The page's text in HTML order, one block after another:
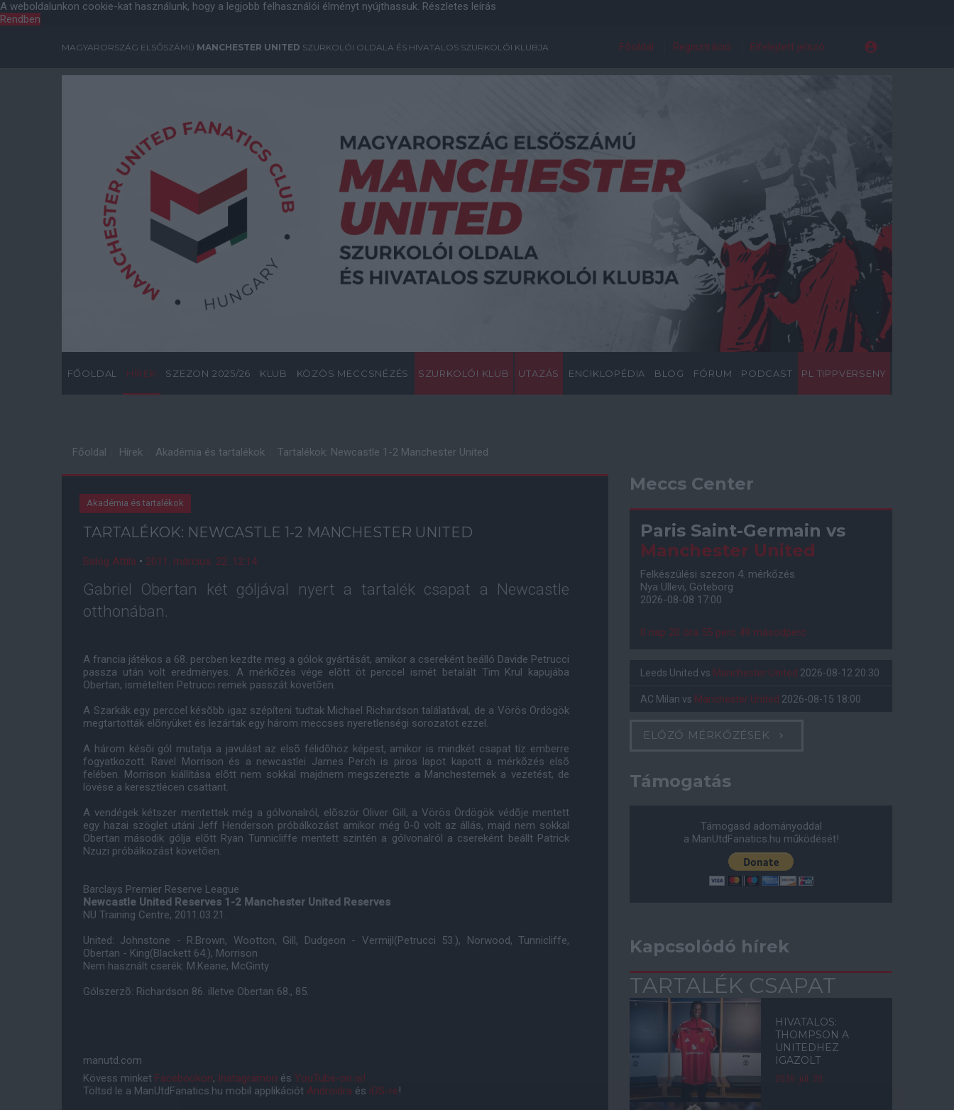
A weboldalunkon cookie-kat használunk, hogy a legjobb felhasználói élményt nyújthassuk. Részletes leírás
Rendben
MAGYARORSZÁG ELSŐSZÁMÚ MANCHESTER UNITED SZURKOLÓI OLDALA ÉS HIVATALOS SZURKOLÓI KLUBJA Főoldal Regisztráció Elfelejtett jelszó
FŐOLDAL HÍREK SZEZON 2025/26 KLUB KÖZÖS MECCSNÉZÉS SZURKOLÓI KLUB UTAZÁS ENCIKLOPÉDIA BLOG FÓRUM PODCAST PL TIPPVERSENY
Főoldal Hírek Akadémia és tartalékok Tartalékok: Newcastle 1-2 Manchester United
Akadémia és tartalékok
TARTALÉKOK: NEWCASTLE 1-2 MANCHESTER UNITED
Balog Attila • 2011. március. 22. 12:14
Gabriel Obertan két góljával nyert a tartalék csapat a Newcastle
otthonában.
A francia játékos a 68. percben kezdte meg a gólok gyártását, amikor a csereként beálló Davide Petrucci
passza után volt eredményes. A mérkõzés vége elõtt öt perccel ismét betalált Tim Krul kapujába
Obertan, ismételten Petrucci remek passzát követõen.
A Szarkák egy perccel késõbb igaz szépíteni tudtak Michael Richardson találatával, de a Vörös Ördögök
megtartották elõnyüket és lezártak egy három meccses nyeretlenségi sorozatot ezzel.
A három késõi gól mutatja a javulást az elsõ félidõhöz képest, amikor is mindkét csapat tíz emberre
fogyatkozott. Ravel Morrison és a newcastlei James Perch is piros lapot kapott a mérkõzés elsõ
felében. Morrison kiállítása elõtt nem sokkal majdnem megszerezte a Manchesternek a vezetést, de
lövése a keresztlécen csattant.
A vendégek kétszer mentettek még a gólvonalról, elõször Oliver Gill, a Vörös Ördögök védõje mentett
egy hazai szöglet utáni Jeff Henderson próbálkozást amikor még 0-0 volt az állás, majd nem sokkal
Obertan második gólja elõtt Ryan Tunnicliffe mentett szintén a gólvonalról a csereként beállt Patrick
Nzuzi próbálkozást követõen.
Barclays Premier Reserve League
Newcastle United Reserves 1-2 Manchester United Reserves
NU Training Centre, 2011.03.21.
United: Johnstone - R.Brown, Wootton, Gill, Dudgeon - Vermijl(Petrucci 53.), Norwood, Tunnicliffe,
Obertan - King(Blackett 64.), Morrison
Nem használt cserék: M.Keane, McGinty
Gólszerzõ: Richardson 86. illetve Obertan 68., 85.
manutd.com
Kövess minket Facebookon, Instagramon és YouTube-on is!
Töltsd le a ManUtdFanatics.hu mobil applikációt Androidra és iOS-re!
Meccs Center
Paris Saint-Germain vs
Manchester United
Felkészülési szezon 4. mérkőzés
Nya Ullevi, Göteborg
2026-08-08 17:00
0 nap 20 óra 55 perc 48 másodperc
Leeds United vs Manchester United 2026-08-12 20:30
AC Milan vs Manchester United 2026-08-15 18:00
ELŐZŐ MÉRKŐZÉSEK
Támogatás
Támogasd adományoddal
a ManUtdFanatics.hu működését!
Kapcsolódó hírek
TARTALÉK CSAPAT
HIVATALOS:
THOMPSON A
UNITEDHEZ
IGAZOLT
2026. júl. 20.